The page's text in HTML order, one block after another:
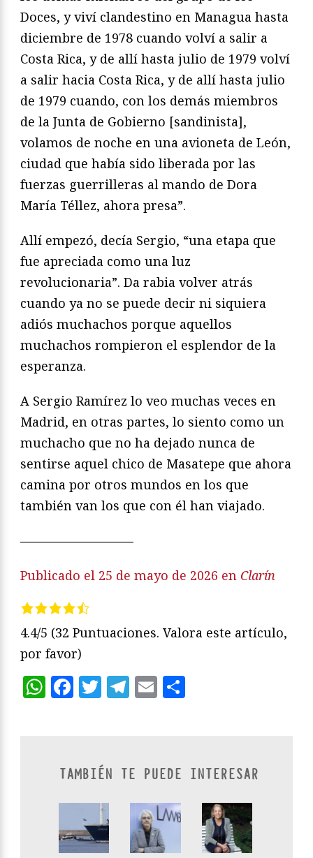
Doces, y viví clandestino en Managua hasta
diciembre de 1978 cuando volví a salir a
Costa Rica, y de allí hasta julio de 1979 volví
a salir hacia Costa Rica, y de allí hasta julio
de 1979 cuando, con los demás miembros
de la Junta de Gobierno [sandinista],
volamos de noche en una avioneta de León,
ciudad que había sido liberada por las
fuerzas guerrilleras al mando de Dora
María Téllez, ahora presa”.
Allí empezó, decía Sergio, “una etapa que
fue apreciada como una luz
revolucionaria”. Da rabia volver atrás
cuando ya no se puede decir ni siquiera
adiós muchachos porque aquellos
muchachos rompieron el esplendor de la
esperanza.
A Sergio Ramírez lo veo muchas veces en
Madrid, en otras partes, lo siento como un
muchacho que no ha dejado nunca de
sentirse aquel chico de Masatepe que ahora
camina por otros mundos en los que
también van los que con él han viajado.
—————————
Publicado el 25 de mayo de 2026 en Clarín
4.4/5 (32 Puntuaciones. Valora este artículo,
por favor)
WhatsApp
Facebook
Twitter
Telegram
Email
TAMBIÉN TE PUEDE INTERESAR